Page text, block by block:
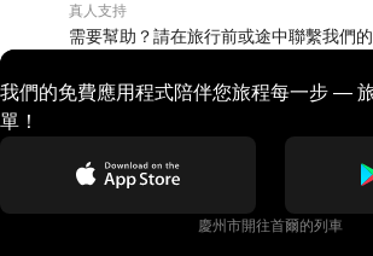
真人支持
需要幫助？請在旅行前或途中聯繫我們的
我們的免費應用程式陪伴您旅程每一步 —
單！
慶州市開往首爾的列車